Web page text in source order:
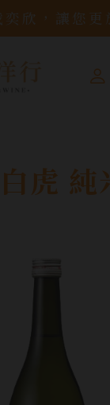
奕欣，讓您更
虎 純